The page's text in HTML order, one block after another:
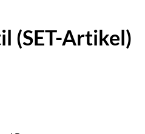
(SET-Artikel)